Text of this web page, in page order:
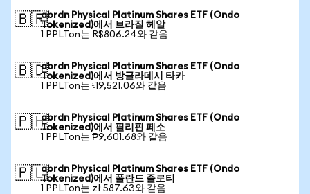
🇧🇷abrdn Physical Platinum Shares ETF (Ondo
Tokenized)에서 브라질 헤알
1 PPLTon는 R$806.24와 같음
🇧🇩abrdn Physical Platinum Shares ETF (Ondo
Tokenized)에서 방글라데시 타카
1 PPLTon는 ৳19,521.06와 같음
🇵🇭abrdn Physical Platinum Shares ETF (Ondo
Tokenized)에서 필리핀 페소
1 PPLTon는 ₱9,601.68와 같음
🇵🇱abrdn Physical Platinum Shares ETF (Ondo
Tokenized)에서 폴란드 즐로티
1 PPLTon는 zł 587.63와 같음